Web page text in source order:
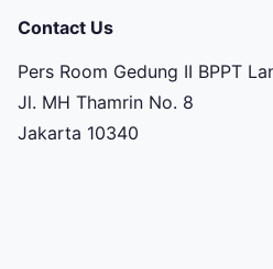
Contact Us
Pers Room Gedung II BPPT
Jl. MH Thamrin No. 8
Jakarta 10340